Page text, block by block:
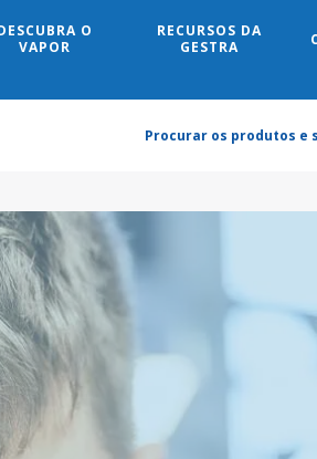
O
VAPOR
RECURSOS DA
GESTRA
Search
Procurar os produtos e